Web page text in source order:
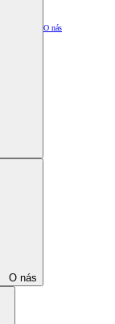
O nás
O nás